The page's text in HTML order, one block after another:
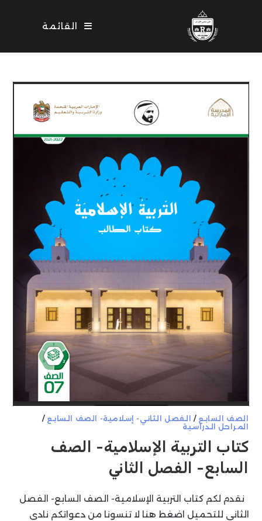
القائمة
الصف السابع / الفصل الثاني- إسلامية- الصف السابع /
المراحل الدراسية
كتاب التربية الإسلامية- الصف
السابع- الفصل الثاني
نقدم لكم كتاب التربية الإسلامية- الصف السابع- الفصل
الثاني للتحميل اضغط هنا لا تنسونا من دعواتكم نادي